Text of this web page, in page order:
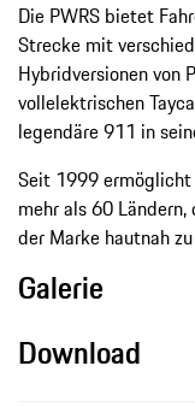
Die PWRS bietet
Strecke mit
Hybridversionen von
vollelektrischen
legendäre 911 in
Seit 1999 ermöglicht
mehr als 60
der Marke hautnah
Galerie
Download